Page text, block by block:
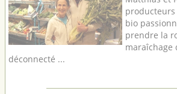
bio
prendre la
maraîchage
déconnecté ...